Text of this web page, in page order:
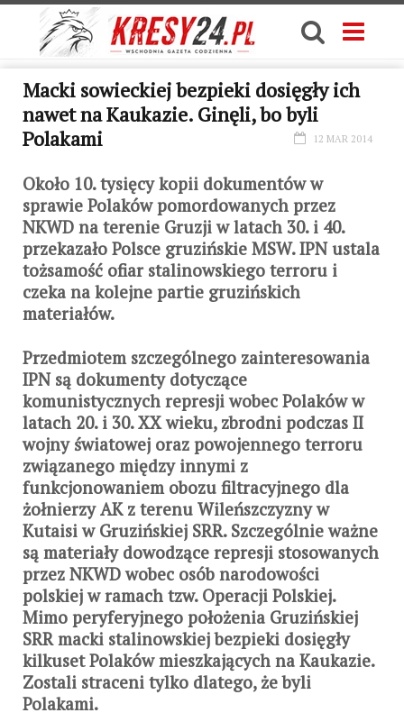
Macki sowieckiej bezpieki dosięgły ich
nawet na Kaukazie. Ginęli, bo byli
Polakami
12 MAR 2014
Około 10. tysięcy kopii dokumentów w
sprawie Polaków pomordowanych przez
NKWD na terenie Gruzji w latach 30. i 40.
przekazało Polsce gruzińskie MSW. IPN ustala
tożsamość ofiar stalinowskiego terroru i
czeka na kolejne partie gruzińskich
materiałów.
Przedmiotem szczególnego zainteresowania
IPN są dokumenty dotyczące
komunistycznych represji wobec Polaków w
latach 20. i 30. XX wieku, zbrodni podczas II
wojny światowej oraz powojennego terroru
związanego między innymi z
funkcjonowaniem obozu filtracyjnego dla
żołnierzy AK z terenu Wileńszczyzny w
Kutaisi w Gruzińskiej SRR. Szczególnie ważne
są materiały dowodzące represji stosowanych
przez NKWD wobec osób narodowości
polskiej w ramach tzw. Operacji Polskiej.
Mimo peryferyjnego położenia Gruzińskiej
SRR macki stalinowskiej bezpieki dosięgły
kilkuset Polaków mieszkających na Kaukazie.
Zostali straceni tylko dlatego, że byli
Polakami.